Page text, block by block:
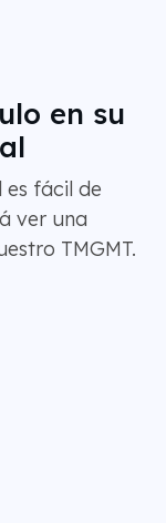
en su
fácil de
ver una
TMGMT.